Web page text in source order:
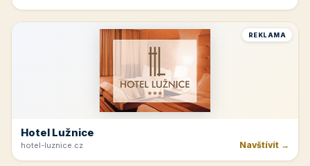
REKLAMA
Hotel Lužnice
hotel-luznice.cz Navštívit →